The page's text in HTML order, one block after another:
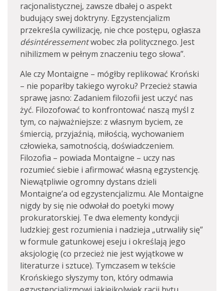
racjonalistycznej, zawsze dbałej o aspekt
budujący swej doktryny. Egzystencjalizm
przekreśla cywilizację, nie chce postępu, ogłasza
désintéressementwobec zła politycznego. Jest
nihilizmem w pełnym znaczeniu tego słowa”.
Ale czy Montaigne – mógłby replikować Kroński
– nie poparłby takiego wyroku? Przecież stawia
sprawę jasno: Zadaniem filozofii jest uczyć nas
żyć. Filozofować to konfrontować naszą myśl z
tym, co najważniejsze: z własnym byciem, ze
śmiercią, przyjaźnią, miłością, wychowaniem
człowieka, samotnością, doświadczeniem.
Filozofia – powiada Montaigne – uczy nas
rozumieć siebie i afirmować własną egzystencję.
Niewątpliwie ogromny dystans dzieli
Montaigne’a od egzystencjalizmu. Ale Montaigne
nigdy by się nie odwołał do poetyki mowy
prokuratorskiej. Te dwa elementy kondycji
ludzkiej: gest rozumienia i nadzieja „utrwaliły się”
w formule gatunkowej eseju i określają jego
aksjologię (co przecież nie jest wyjątkowe w
literaturze i sztuce). Tymczasem w tekście
Krońskiego słyszymy ton, który odmawia